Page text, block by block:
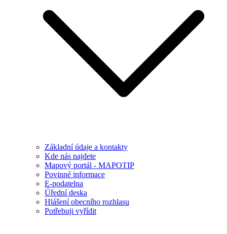
Základní údaje a kontakty
Kde nás najdete
Mapový portál - MAPOTIP
Povinné informace
E-podatelna
Úřední deska
Hlášení obecního rozhlasu
Potřebuji vyřídit